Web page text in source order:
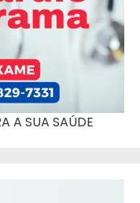
A SUA SAÚDE